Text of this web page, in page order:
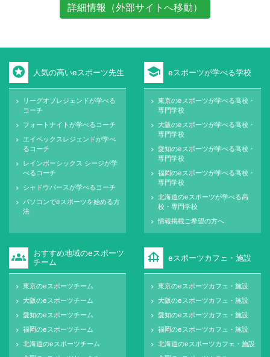
詳細情報（外部サイトへ移動）
stars 人気の高いeスポーツ先生
keyboard_arrow_right
リーグオブレジェンドが学べる
コーチ
keyboard_arrow_right フォートナイトが学べるコーチ
keyboard_arrow_right
エイペックスレジェンドが学べ
るコーチ
keyboard_arrow_right
レインボーシックス シージが学
べるコーチ
keyboard_arrow_right シャドウバースが学べるコーチ
keyboard_arrow_right
パソコンでeスポーツを始める方
法
school eスポーツが学べる学校
keyboard_arrow_right
東京のeスポーツが学べる高校・
専門学校
keyboard_arrow_right
大阪のeスポーツが学べる高校・
専門学校
keyboard_arrow_right
愛知のeスポーツが学べる高校・
専門学校
keyboard_arrow_right
福岡のeスポーツが学べる高校・
専門学校
keyboard_arrow_right
北海道のeスポーツが学べる高
校・専門学校
keyboard_arrow_right 情報掲載ご希望の方へ
groups
おすすめ地域のeスポーツ
チーム
keyboard_arrow_right 東京のeスポーツチーム
keyboard_arrow_right 大阪のeスポーツチーム
keyboard_arrow_right 愛知のeスポーツチーム
keyboard_arrow_right 福岡のeスポーツチーム
keyboard_arrow_right 北海道のeスポーツチーム
foundation eスポーツカフェ・施設
keyboard_arrow_right 東京のeスポーツカフェ・施設
keyboard_arrow_right 大阪のeスポーツカフェ・施設
keyboard_arrow_right 愛知のeスポーツカフェ・施設
keyboard_arrow_right 福岡のeスポーツカフェ・施設
keyboard_arrow_right 北海道のeスポーツカフェ・施設